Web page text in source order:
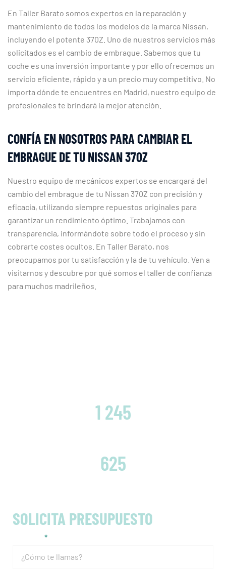
En Taller Barato somos expertos en la reparación y
mantenimiento de todos los modelos de la marca Nissan,
incluyendo el potente 370Z. Uno de nuestros servicios más
solicitados es el cambio de embrague. Sabemos que tu
coche es una inversión importante y por ello ofrecemos un
servicio eficiente, rápido y a un precio muy competitivo. No
importa dónde te encuentres en Madrid, nuestro equipo de
profesionales te brindará la mejor atención.
CONFÍA EN NOSOTROS PARA CAMBIAR EL
EMBRAGUE DE TU NISSAN 370Z
Nuestro equipo de mecánicos expertos se encargará del
cambio del embrague de tu Nissan 370Z con precisión y
eficacia, utilizando siempre repuestos originales para
garantizar un rendimiento óptimo. Trabajamos con
transparencia, informándote sobre todo el proceso y sin
cobrarte costes ocultos. En Taller Barato, nos
preocupamos por tu satisfacción y la de tu vehículo. Ven a
visitarnos y descubre por qué somos el taller de confianza
para muchos madrileños.
SOLICITA PRESUPUESTO
1 245
625